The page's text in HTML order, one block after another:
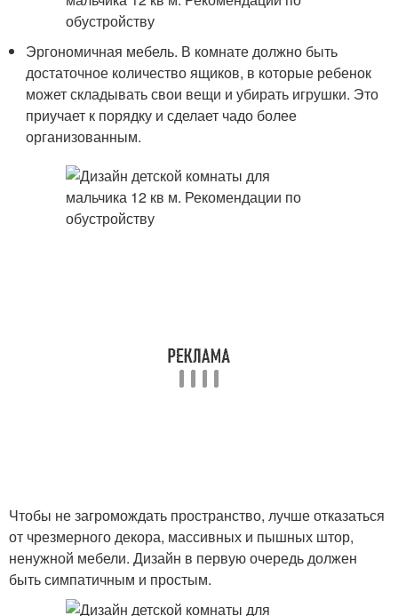
Эргономичная мебель. В комнате должно быть
достаточное количество ящиков, в которые ребенок
может складывать свои вещи и убирать игрушки. Это
приучает к порядку и сделает чадо более
организованным.
Чтобы не загромождать пространство, лучше отказаться
от чрезмерного декора, массивных и пышных штор,
ненужной мебели. Дизайн в первую очередь должен
быть симпатичным и простым.